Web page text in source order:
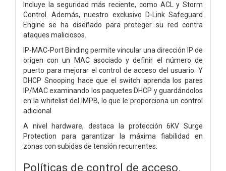
Incluye la seguridad más reciente, como ACL y Storm
Control. Además, nuestro exclusivo D-Link Safeguard
Engine se ha diseñado para proteger su red contra
ataques maliciosos.
IP-MAC-Port Binding permite vincular una dirección IP de
origen con un MAC asociado y definir el número de
puerto para mejorar el control de acceso del usuario. Y
DHCP Snooping hace que el switch aprenda los pares
IP/MAC examinando los paquetes DHCP y guardándolos
en la whitelist del IMPB, lo que le proporciona un control
adicional.
A nivel hardware, destaca la protección 6KV Surge
Protection para garantizar la máxima fiabilidad en
zonas con subidas de tensión recurrentes.
Políticas de control de acceso.